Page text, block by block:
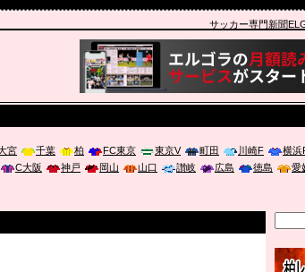
サッカー専門新聞
宮 千葉 柏 FC東京 東京V 町田 川崎F 横浜
C大阪 神戸 岡山 山口 讃岐 広島 徳島 愛